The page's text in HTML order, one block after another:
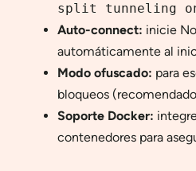
split tunneling
Auto-connect: inicie
automáticamente al
Modo ofuscado: para
bloqueos
Soporte Docker:
contenedores para